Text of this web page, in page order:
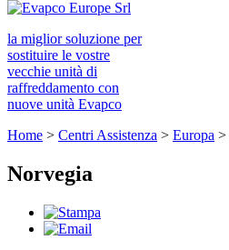
la miglior soluzione per
sostituire le vostre
vecchie unità di
raffreddamento con
nuove unità Evapco
Home > Centri Assistenza > Europa >
Norvegia